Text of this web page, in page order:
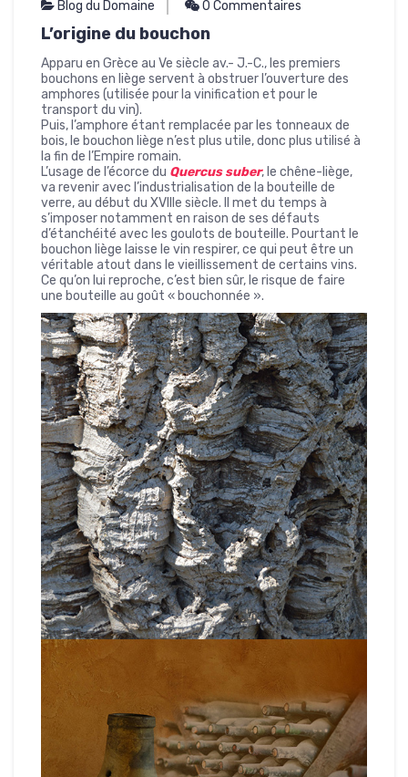
Blog du Domaine 0 Commentaires
L’origine du bouchon
Apparu en Grèce au Ve siècle av.- J.-C., les premiers
bouchons en liège servent à obstruer l’ouverture des
amphores (utilisée pour la vinification et pour le
transport du vin).
Puis, l’amphore étant remplacée par les tonneaux de
bois, le bouchon liège n’est plus utile, donc plus utilisé à
la fin de l’Empire romain.
L’usage de l’écorce du Quercus suber, le chêne-liège,
va revenir avec l’industrialisation de la bouteille de
verre, au début du XVIIIe siècle. Il met du temps à
s’imposer notamment en raison de ses défauts
d’étanchéité avec les goulots de bouteille. Pourtant le
bouchon liège laisse le vin respirer, ce qui peut être un
véritable atout dans le vieillissement de certains vins.
Ce qu’on lui reproche, c’est bien sûr, le risque de faire
une bouteille au goût « bouchonnée ».